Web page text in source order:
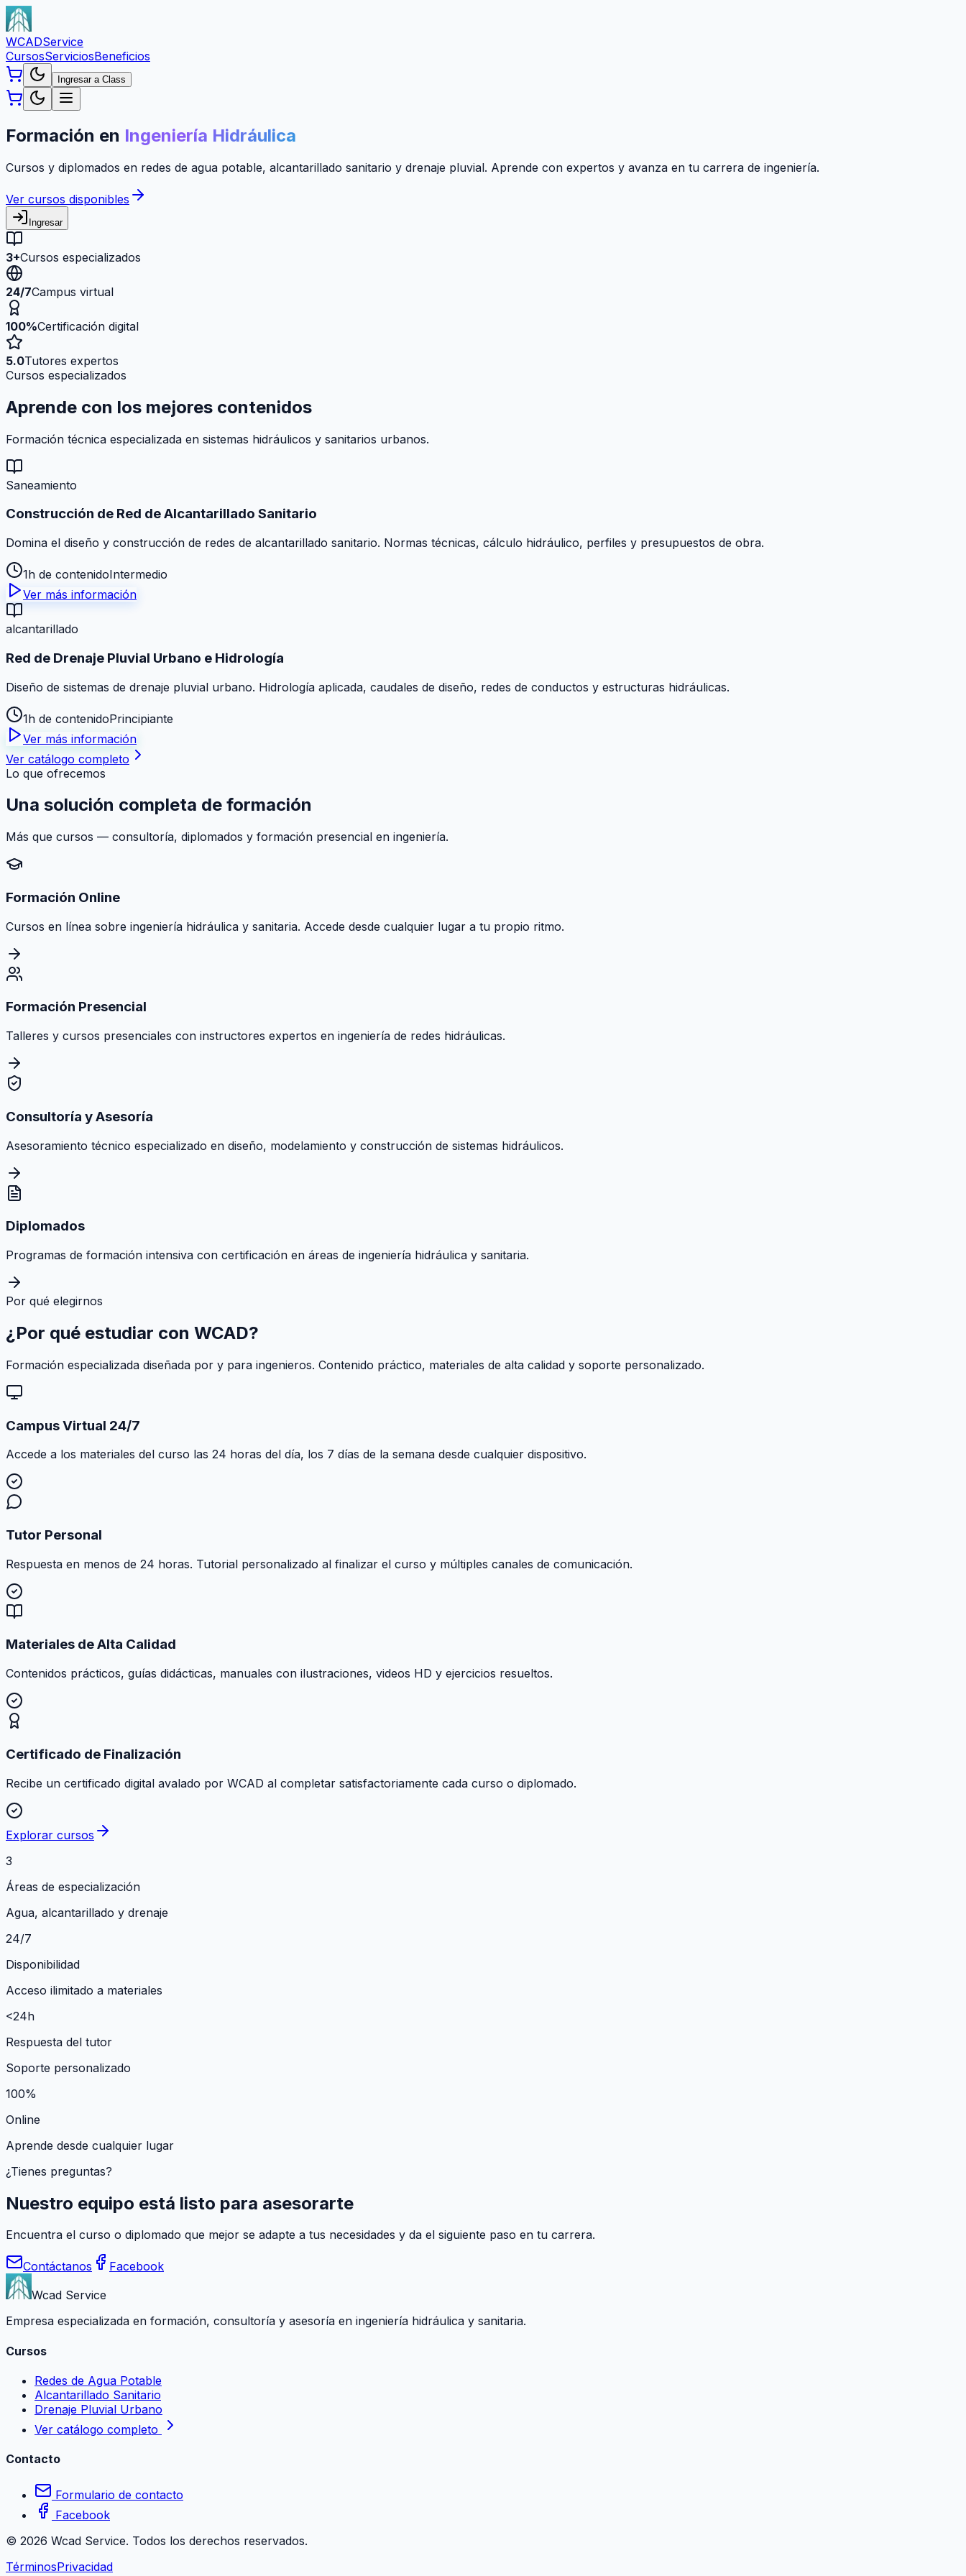
WCADService
CursosServiciosBeneficios
Ingresar a Class
Formación en Ingeniería Hidráulica
Cursos y diplomados en redes de agua potable, alcantarillado sanitario y drenaje pluvial. Aprende con expertos y avanza en tu carrera de ingeniería.
Ver cursos disponibles
Ingresar
3+Cursos especializados
24/7Campus virtual
100%Certificación digital
5.0Tutores expertos
Cursos especializados
Aprende con los mejores contenidos
Formación técnica especializada en sistemas hidráulicos y sanitarios urbanos.
Saneamiento
Construcción de Red de Alcantarillado Sanitario
Domina el diseño y construcción de redes de alcantarillado sanitario. Normas técnicas, cálculo hidráulico, perfiles y presupuestos de obra.
1h de contenidoIntermedio
Ver más información
alcantarillado
Red de Drenaje Pluvial Urbano e Hidrología
Diseño de sistemas de drenaje pluvial urbano. Hidrología aplicada, caudales de diseño, redes de conductos y estructuras hidráulicas.
1h de contenidoPrincipiante
Ver más información
Ver catálogo completo
Lo que ofrecemos
Una solución completa de formación
Más que cursos — consultoría, diplomados y formación presencial en ingeniería.
Formación Online
Cursos en línea sobre ingeniería hidráulica y sanitaria. Accede desde cualquier lugar a tu propio ritmo.
Formación Presencial
Talleres y cursos presenciales con instructores expertos en ingeniería de redes hidráulicas.
Consultoría y Asesoría
Asesoramiento técnico especializado en diseño, modelamiento y construcción de sistemas hidráulicos.
Diplomados
Programas de formación intensiva con certificación en áreas de ingeniería hidráulica y sanitaria.
Por qué elegirnos
¿Por qué estudiar con WCAD?
Formación especializada diseñada por y para ingenieros. Contenido práctico, materiales de alta calidad y soporte personalizado.
Campus Virtual 24/7
Accede a los materiales del curso las 24 horas del día, los 7 días de la semana desde cualquier dispositivo.
Tutor Personal
Respuesta en menos de 24 horas. Tutorial personalizado al finalizar el curso y múltiples canales de comunicación.
Materiales de Alta Calidad
Contenidos prácticos, guías didácticas, manuales con ilustraciones, videos HD y ejercicios resueltos.
Certificado de Finalización
Recibe un certificado digital avalado por WCAD al completar satisfactoriamente cada curso o diplomado.
Explorar cursos
3
Áreas de especialización
Agua, alcantarillado y drenaje
24/7
Disponibilidad
Acceso ilimitado a materiales
<24h
Respuesta del tutor
Soporte personalizado
100%
Online
Aprende desde cualquier lugar
¿Tienes preguntas?
Nuestro equipo está listo para asesorarte
Encuentra el curso o diplomado que mejor se adapte a tus necesidades y da el siguiente paso en tu carrera.
Contáctanos
Facebook
Wcad Service
Empresa especializada en formación, consultoría y asesoría en ingeniería hidráulica y sanitaria.
Cursos
Redes de Agua Potable
Alcantarillado Sanitario
Drenaje Pluvial Urbano
Ver catálogo completo
Contacto
Formulario de contacto
Facebook
© 2026 Wcad Service. Todos los derechos reservados.
TérminosPrivacidad